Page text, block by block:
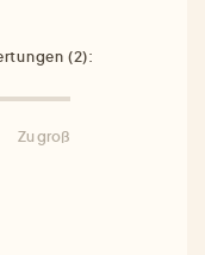
(2):
Zu groß